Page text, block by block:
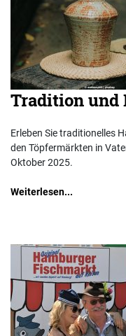
Tradition und
Erleben Sie traditionelles
den Töpfermärkten in
Oktober 2025.
Weiterlesen...